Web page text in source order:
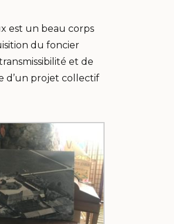
est un beau corps
du foncier
et de
d’un projet collectif